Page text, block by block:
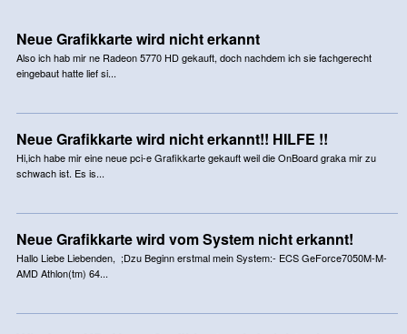
Neue Grafikkarte wird nicht erkannt
Also ich hab mir ne Radeon 5770 HD gekauft, doch nachdem ich sie fachgerecht
eingebaut hatte lief si...
Neue Grafikkarte wird nicht erkannt!! HILFE !!
Hi,ich habe mir eine neue pci-e Grafikkarte gekauft weil die OnBoard graka mir zu
schwach ist. Es is...
Neue Grafikkarte wird vom System nicht erkannt!
Hallo Liebe Liebenden, ;Dzu Beginn erstmal mein System:- ECS GeForce7050M-M-
AMD Athlon(tm) 64...